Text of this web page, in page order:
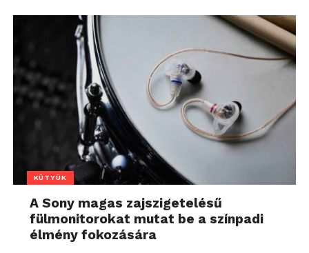
KÜTYÜK
A Sony magas zajszigetelésű
fülmonitorokat mutat be a színpadi
élmény fokozására